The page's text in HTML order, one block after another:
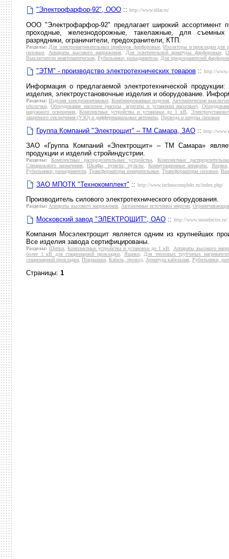
"Электрофарфор-92", ООО :: http://www.elfar.ru/
ООО "Электрофарфор-92" предлагает широкий ассортимент
проходные, железнодорожные, такелажные, для
разрядники, ограничители, предохранители, КТП.
Разделы: Для электронагревательных приборов фарфоровые,Изоляторы и прокладки для
силовые
Аппараты высокого напряжения Для осветительной арматуры фарфоровые,
Выключатели неавтоматические Рубильники, разъединители Для предохранителей
"ЭТМ" - производство электротехнических товаров :: http://
Информация о предлагаемой электротехнической продукции:
изделия, электроустановочные изделия и оборудование.
Разделы: Изделия электромонтажные Комбинированные изделия
Автоматические
оболочки ,Оборудование насосное (насосы, агрегаты и установки насосные)
наружного освещения ,Комплектные устройства и установки до 1 кВ
защитного отключения (УЗО) и дифференциальные автоматы
Провода и шнуры силовые
Группа Компаний "Электрощит" – ТМ Самара, ЗАО :: http://
ЗАО «Группа Компаний «Электрощит» – ТМ Самара»
продукции и изделий стройиндустрии.
Разделы: Комплектные распределительные устройства ,Комплектные
Специального назначения ,Шкафы, пункты, пульты Коммутационные аппараты Ящики
Рубильники, разъединители Трансформаторы измерительные Трансформаторы силовые
ЗАО МПОТК "Технокомплект" :: http://www.technocomplekt.ru/index.php/
Производитель силового электротехнического оборудования.
Разделы: Аппараты высокого напряжения Автономные источники энергии
Московский завод "ЭЛЕКТРОЩИТ", ОАО :: http://www.moselectro.ru/
Компания Мосэлектрощит является одним из крупнейших
Все изделия завода сертифицированы.
Разделы: Щитки,Комплектные устройства и установки до 1 кВ, Аппараты высокого
более 1 кВ для стационарной прокладки, Ящики,Для тепловых трубчатых
стационарной прокладки, Покрышки, Кабель, провод, Арматура кабельная, Рубильники,
Страницы: 1